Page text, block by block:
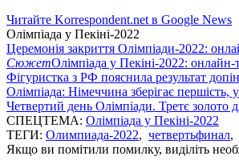
Читайте Korrespondent.net в Google News
Олімпіада у Пекіні-2022
Церемонія закриття Олімпіади-2022:
СюжетОлімпіада у Пекіні-2022: онлайн-
Фігуристка з РФ пояснила результат
Олімпіада: Німеччина зберігає першість,
Четвертий день Олімпіади. Третє золото
СПЕЦТЕМА: Олімпіада у Пекіні-2022
ТЕГИ: Олимпиада-2022, четвертьфинал,
Якщо ви помітили помилку, виділіть